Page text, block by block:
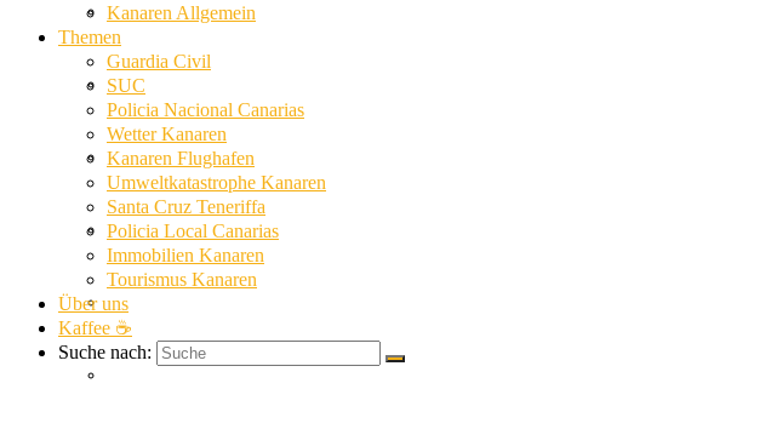
Gran Canaria News
Fuerteventura News
Lanzarote News
La Gomera News
La Palma News
Kanaren Allgemein
Themen
Guardia Civil
SUC
Policia Nacional Canarias
Wetter Kanaren
Kanaren Flughafen
Umweltkatastrophe Kanaren
Santa Cruz Teneriffa
Policia Local Canarias
Immobilien Kanaren
Tourismus Kanaren
Über uns
Kaffee ☕
Suche nach: